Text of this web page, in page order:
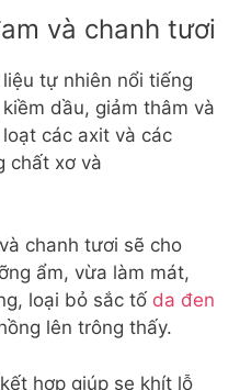
và chanh tươi
tự nhiên nổi tiếng
dầu, giảm thâm và
các axit và các
chất xơ và
chanh tươi sẽ cho
ẩm, vừa làm mát,
loại bỏ sắc tố da đen
lên trông thấy.